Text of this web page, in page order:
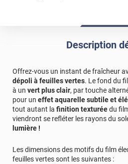
Description
Offrez-vous un instant de fraîcheur
dépoli à feuilles vertes. Le fond du
à un vert plus clair, par touche
pour un effet aquarelle subtile et
tout autant la finition texturéedu
viendront se refléter les rayons du
lumière !
Les dimensions des motifs du film
feuilles vertes sont les suivantes :